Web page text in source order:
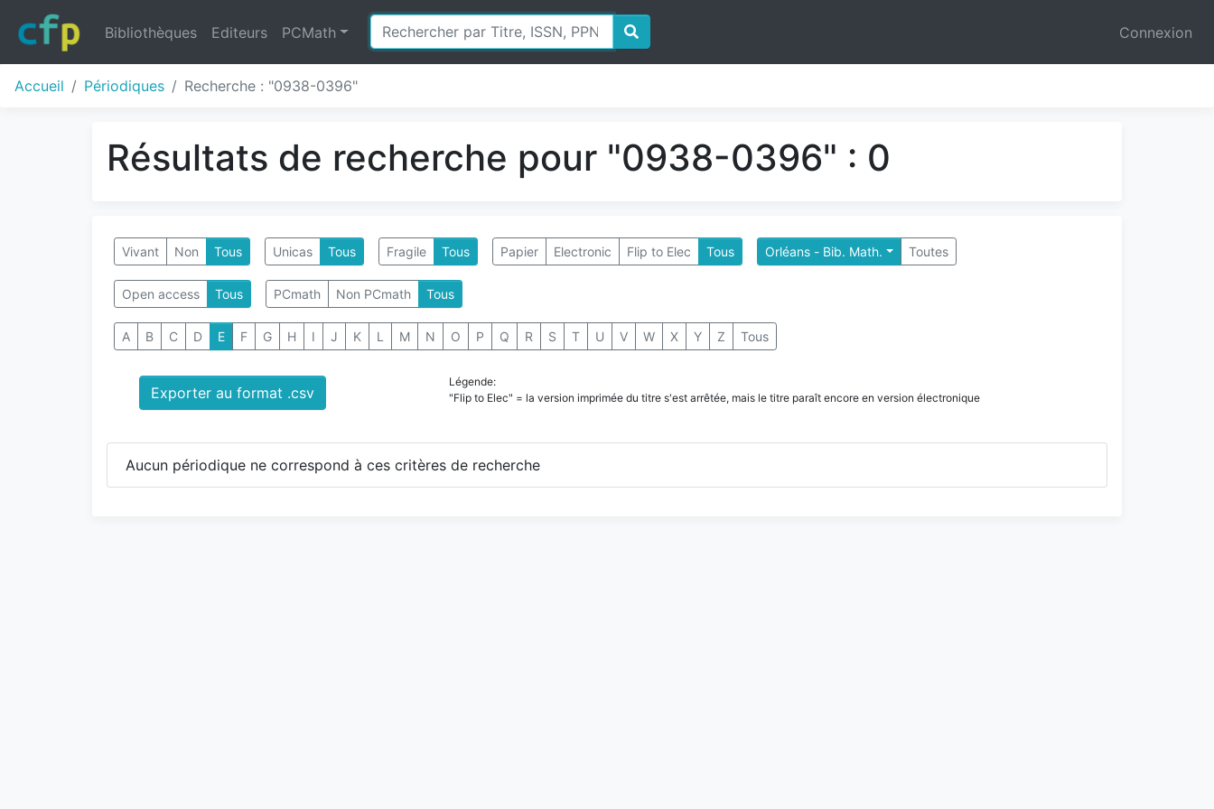
Bibliothèques Editeurs PCMath Connexion
Accueil Périodiques Recherche : "0938-0396"
Résultats de recherche pour "0938-0396" : 0
Vivant Non Tous Unicas Tous Fragile Tous Papier Electronic Flip to Elec Tous Orléans - Bib. Math. Toutes
Open access Tous PCmath Non PCmath Tous
A B C D E F G H I J K L M N O P Q R S T U V W X Y Z Tous
Exporter au format .csv
Légende:
"Flip to Elec" = la version imprimée du titre s'est arrêtée, mais le titre paraît encore en version électronique
Aucun périodique ne correspond à ces critères de recherche